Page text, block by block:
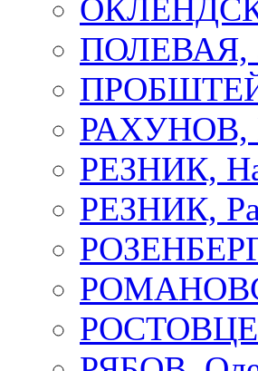
ПОЛЕВАЯ,
РАХУНОВ,
РЕЗНИК,
РЕЗНИК,